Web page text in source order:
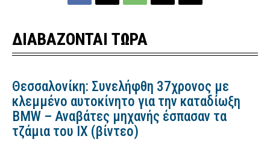
ΔΙΑΒΑΖΟΝΤΑΙ ΤΩΡΑ
Θεσσαλονίκη: Συνελήφθη 37χρονος με
κλεμμένο αυτοκίνητο για την καταδίωξη
BMW – Αναβάτες μηχανής έσπασαν τα
τζάμια του ΙΧ (βίντεο)